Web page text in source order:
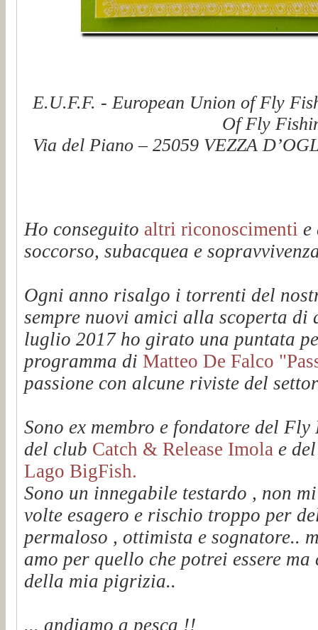
E.U.F.F. - European Union of Fly
Of Fly
Via del Piano – 25059 VEZZA
Ho conseguito altri riconoscimenti e
soccorso, subacquea e
Ogni anno risalgo i torrenti del
sempre nuovi amici alla scoperta di
luglio 2017 ho girato una puntata
programma di Matteo De Falco
passione con alcune riviste del
Sono ex membro e fondatore del
del club Catch & Release Imola e
Lago BigFish.
Sono un innegabile testardo , non
volte esagero e rischio troppo per
permaloso , ottimista e sognatore..
amo per quello che potrei essere
della mia pigrizia..
... andiamo a pesca !!